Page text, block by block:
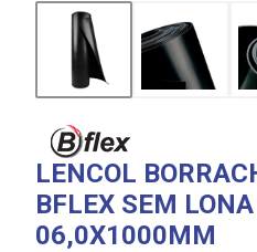
LENCOL
BFLEX SEM
06,0X1000MM